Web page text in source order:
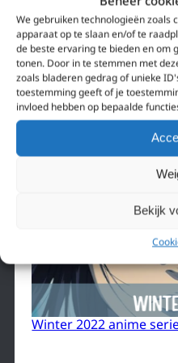
We gebruiken technologieën zoals
apparaat op te slaan en/of te
de beste ervaring te bieden en om
tonen. Door in te stemmen met
zoals bladeren gedrag of unieke
toestemming geeft of je
invloed hebben op bepaalde
Bekijk
GO ANIME, eerste
de Benelux is
Winter 2022 anime